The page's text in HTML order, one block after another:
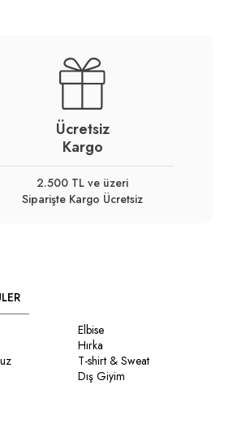
Ücretsiz
Kargo
2.500 TL ve üzeri
Siparişte Kargo Ücretsiz
Elbise
Hırka
T-shirt & Sweat
Dış Giyim